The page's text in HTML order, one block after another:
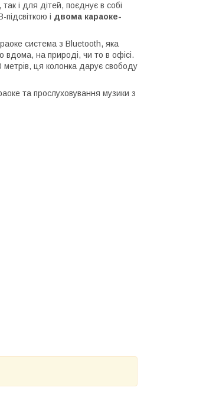
і для дітей, поєднує в собі
і двома караоке-
система з Bluetooth, яка
вдома, на природі, чи то в офісі.
метрів, ця колонка дарує свободу
та прослуховування музики з